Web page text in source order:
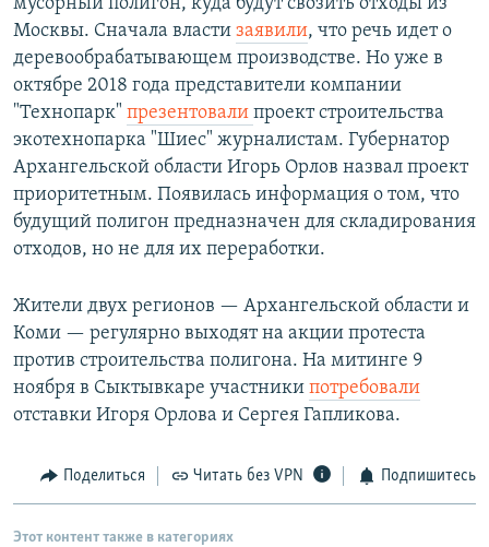
мусорный полигон, куда будут свозить отходы из
Москвы. Сначала власти заявили, что речь идет о
деревообрабатывающем производстве. Но уже в
октябре 2018 года представители компании
"Технопарк" презентовали проект строительства
экотехнопарка "Шиес" журналистам. Губернатор
Архангельской области Игорь Орлов назвал проект
приоритетным. Появилась информация о том, что
будущий полигон предназначен для складирования
отходов, но не для их переработки.
Жители двух регионов — Архангельской области и
Коми — регулярно выходят на акции протеста
против строительства полигона. На митинге 9
ноября в Сыктывкаре участники потребовали
отставки Игоря Орлова и Сергея Гапликова.
Поделиться Читать без VPN Подпишитесь
Этот контент также в категориях